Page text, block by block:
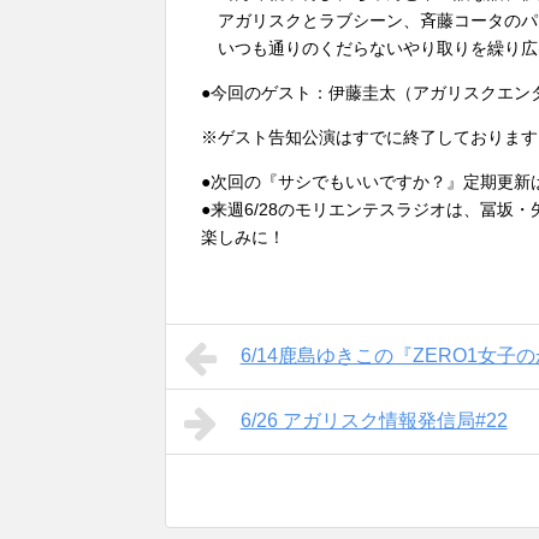
アガリスクとラブシーン、斉藤コータの
いつも通りのくだらないやり取りを繰り
●今回のゲスト：伊藤圭太（アガリスクエン
※ゲスト告知公演はすでに終了しておりま
●次回の『サシでもいいですか？』定期更新
●来週6/28のモリエンテスラジオは、冨坂
楽しみに！
6/14鹿島ゆきこの『ZERO1女子
6/26 アガリスク情報発信局#22